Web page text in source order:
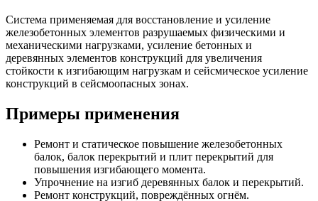
Система применяемая для восстановление и усиление
железобетонных элементов разрушаемых физическими и
механическими нагрузками, усиление бетонных и
деревянных элементов конструкций для увеличения
стойкости к изгибающим нагрузкам и сейсмическое усиление
конструкций в сейсмоопасных зонах.
Примеры применения
Ремонт и статическое повышение железобетонных
балок, балок перекрытий и плит перекрытий для
повышения изгибающего момента.
Упрочнение на изгиб деревянных балок и перекрытий.
Ремонт конструкций, повреждённых огнём.